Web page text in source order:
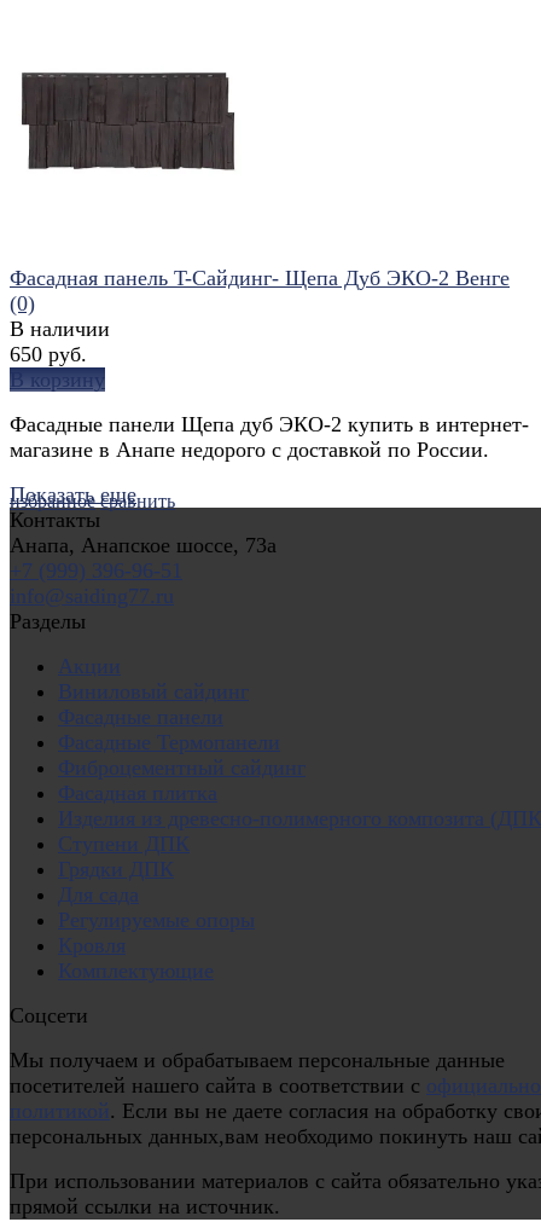
избранное
избранное сравнить
Фасадная панель T-Сайдинг- Щепа Дуб ЭКО-2 Венге
(0)
В наличии
650 руб.
В корзину
Фасадные панели Щепа дуб ЭКО-2 купить в интернет-
магазине в Анапе недорого с доставкой по России.
Показать еще
Контакты
Анапа, Анапское шоссе, 73а
+7 (999) 396-96-51
info@saiding77.ru
Разделы
Акции
Виниловый сайдинг
Фасадные панели
Фасадные Термопанели
Фиброцементный сайдинг
Фасадная плитка
Изделия из древесно-полимерного композита
Ступени ДПК
Грядки ДПК
Для сада
Регулируемые опоры
Кровля
Комплектующие
Соцсети
Мы получаем и обрабатываем персональные данные
посетителей нашего сайта в соответствии с
политикой. Если вы не даете согласия на обработку
персональных данных,вам необходимо покинуть наш
При использовании материалов с сайта обязательно
прямой ссылки на источник.